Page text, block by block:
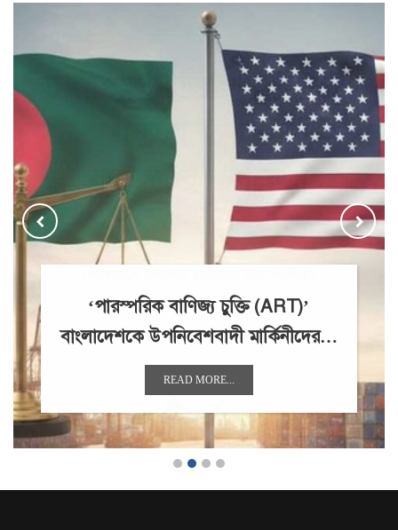
‘পারস্পরিক বাণিজ্য চুক্তি (ART)’
বাংলাদেশকে উপনিবেশবাদী মার্কিনীদের…
READ MORE...